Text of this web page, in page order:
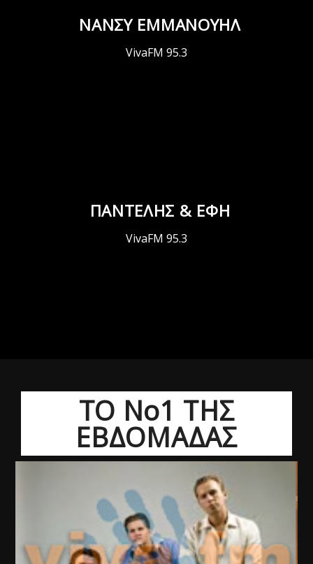
ΝΑΝΣΥ ΕΜΜΑΝΟΥΗΛ
VivaFM 95.3
ΠΑΝΤΕΛΗΣ & ΕΦΗ
VivaFM 95.3
ΤΟ Νο1 ΤΗΣ
ΕΒΔΟΜΑΔΑΣ